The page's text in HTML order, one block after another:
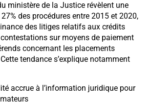
ministère de la Justice révèlent une
des procédures entre 2015 et 2020,
des litiges relatifs aux crédits
sur moyens de paiement
concernant les placements
tendance s’explique notamment
accrue à l’information juridique pour